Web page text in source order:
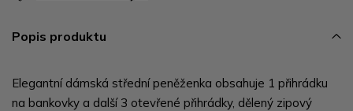
Popis produktu
Elegantní dámská střední peněženka obsahuje 1 přihrádku
na bankovky a další 3 otevřené přihrádky, dělený zipový